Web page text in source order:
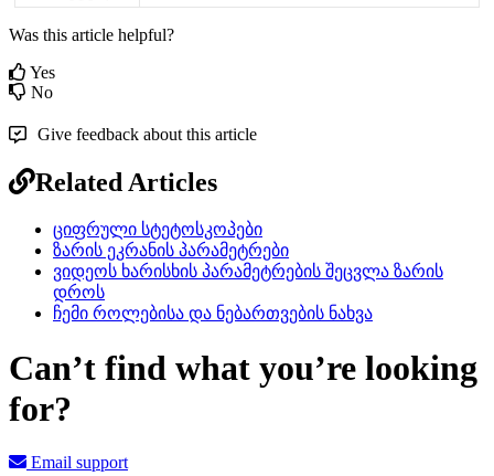
Was this article helpful?
Yes
No
Give feedback about this article
Related Articles
ციფრული სტეტოსკოპები
ზარის ეკრანის პარამეტრები
ვიდეოს ხარისხის პარამეტრების შეცვლა ზარის
დროს
ჩემი როლებისა და ნებართვების ნახვა
Can’t find what you’re looking
for?
Email support